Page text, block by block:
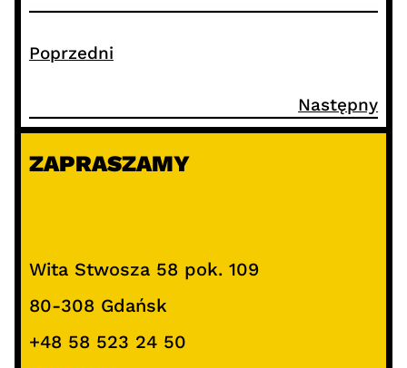
Poprzedni
Następny
ZAPRASZAMY
Wita Stwosza 58 pok. 109
80-308 Gdańsk
+48 58 523 24 50